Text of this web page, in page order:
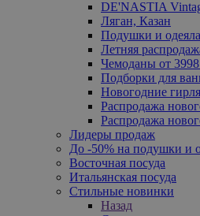
DE'NASTIA
Ляган, Казан
Подушки и одеяла
Летняя
Чемоданы от
Подборки для
Новогодние
Распродажа
Распродажа
Лидеры продаж
До -50% на подушки и
Восточная посуда
Итальянская посуда
Стильные новинки
Назад